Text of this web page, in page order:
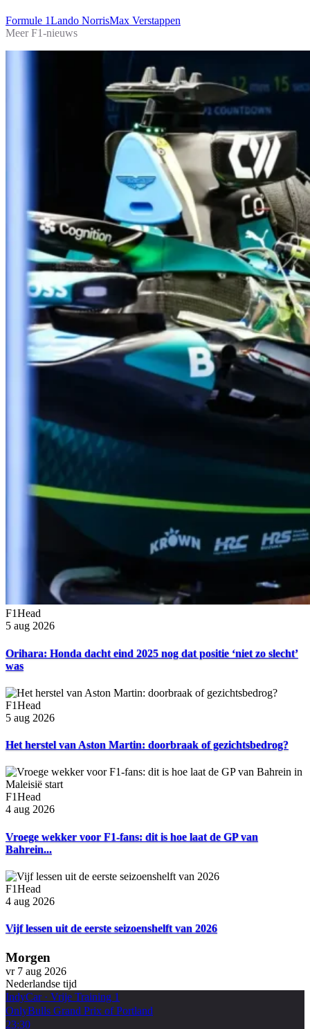
Formule 1Lando NorrisMax Verstappen
Meer F1-nieuws
F1Head
5 aug 2026
Orihara: Honda dacht eind 2025 nog dat positie ‘niet zo slecht’
was
F1Head
5 aug 2026
Het herstel van Aston Martin: doorbraak of gezichtsbedrog?
F1Head
4 aug 2026
Vroege wekker voor F1-fans: dit is hoe laat de GP van
Bahrein...
F1Head
4 aug 2026
Vijf lessen uit de eerste seizoenshelft van 2026
Morgen
vr 7 aug 2026
Nederlandse tijd
IndyCar· Vrije Training 1
OnlyBulls Grand Prix of Portland
23:30